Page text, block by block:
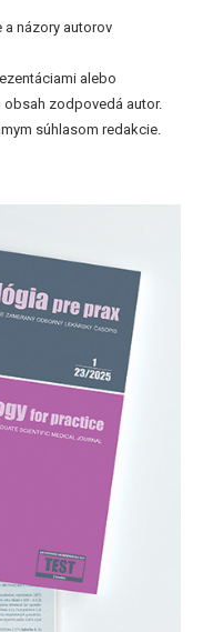
názory autorov
alebo
obsah zodpovedá autor.
súhlasom redakcie.